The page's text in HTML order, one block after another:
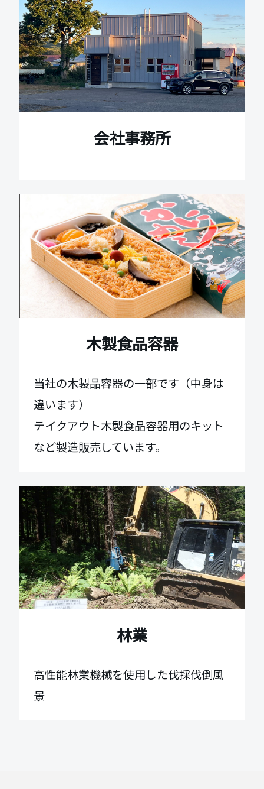
会社事務所
木製食品容器
当社の木製品容器の一部です（中身は
違います）
テイクアウト木製食品容器用のキット
など製造販売しています。
林業
高性能林業機械を使用した伐採伐倒風
景